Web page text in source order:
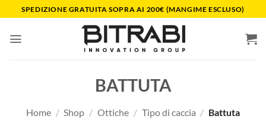
ai
contenuti
SPEDIZIONE GRATUITA SOPRA AI 200€ (MANGIME ESCLUSO)
BATTUTA
Home / Shop / Ottiche / Tipo di caccia / Battuta